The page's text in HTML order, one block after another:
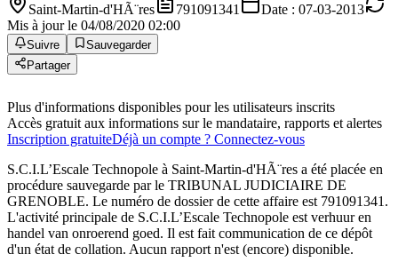
Saint-Martin-d'HÃ¨res 791091341
Date : 07-03-2013
Mis à jour le 04/08/2020 02:00
Suivre
Sauvegarder
Partager
Plus d'informations disponibles pour les utilisateurs inscrits
Accès gratuit aux informations sur le mandataire, rapports et alertes
Inscription gratuiteDéjà un compte ? Connectez-vous
S.C.I.L’Escale Technopole à Saint-Martin-d'HÃ¨res a été placée en
procédure sauvegarde par le TRIBUNAL JUDICIAIRE DE
GRENOBLE. Le numéro de dossier de cette affaire est 791091341.
L'activité principale de S.C.I.L’Escale Technopole est verhuur en
handel van onroerend goed. Il est fait communication de ce dépôt
d'un état de collation. Aucun rapport n'est (encore) disponible.